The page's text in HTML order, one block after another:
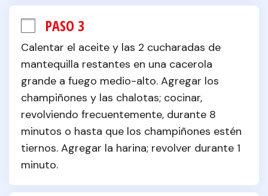
PASO 3
Calentar el aceite y las 2 cucharadas de
mantequilla restantes en una cacerola
grande a fuego medio-alto. Agregar los
champiñones y las chalotas; cocinar,
revolviendo frecuentemente, durante 8
minutos o hasta que los champiñones estén
tiernos. Agregar la harina; revolver durante 1
minuto.